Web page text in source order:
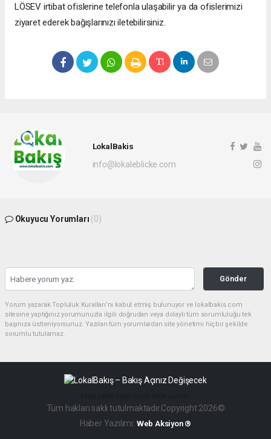
LÖSEV irtibat ofislerine telefonla ulaşabilir ya da ofislerimizi
ziyaret ederek bağışlarınızı iletebilirsiniz.
LokalBakis
info@lokaleblicke.com
Okuyucu Yorumları (0)
Gönder
Yorum yazarak Topluluk Kuralları’nı kabul etmiş bulunuyor ve lokalbakis.com
sitesine yaptığınız yorumunuzla ilgili doğrudan veya dolaylı tüm sorumluluğu tek
başınıza üstleniyorsunuz. Yazılan tüm yorumlardan site yönetimi hiçbir şekilde
sorumlu tutulamaz.
Tüm hakları saklı tutulmaktadır.Copyright 2026©
Haber Yazılımı: Web Aksiyon ®